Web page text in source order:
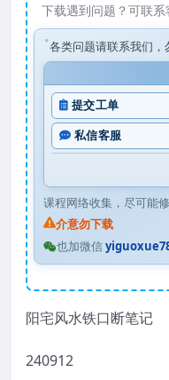
下载遇到问题？可联
各类问题请联系我们，
提交工单
私信客服
课程网络收集，尽可能修
介意勿下载
也加微信yiguoxue78
阳宅风水铁口断笔记
240912